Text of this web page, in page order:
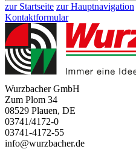
zur Startseite zur Hauptnavigation
Kontaktformular
Wurzbacher GmbH
Zum Plom 34
08529 Plauen, DE
03741/4172-0
03741-4172-55
info@wurzbacher.de